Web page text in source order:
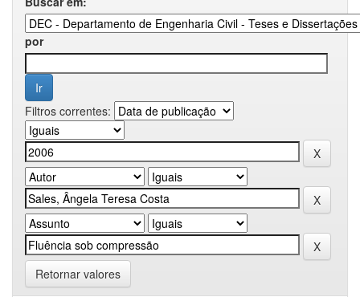
por
Filtros correntes:
Retornar valores